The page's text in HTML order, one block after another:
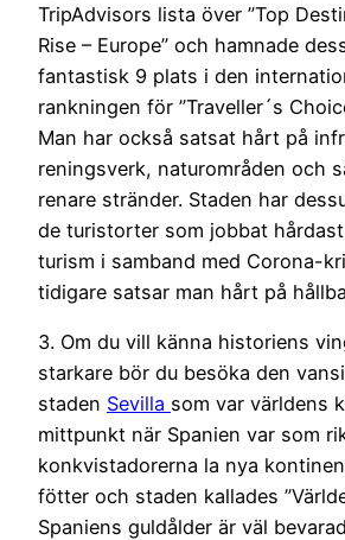
TripAdvisors lista över ”Top
Rise – Europe” och hamnade
fantastisk 9 plats i den
rankningen för ”Traveller´s
Man har också satsat hårt på
reningsverk, naturområden och
renare stränder. Staden har
de turistorter som jobbat
turism i samband med Corona-
tidigare satsar man hårt på
3. Om du vill känna historiens
starkare bör du besöka den
staden Sevilla som var världens
mittpunkt när Spanien var som
konkvistadorerna la nya
fötter och staden kallades
Spaniens guldålder är väl